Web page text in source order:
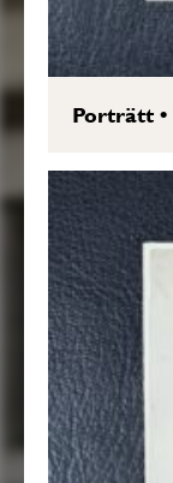
Porträtt•